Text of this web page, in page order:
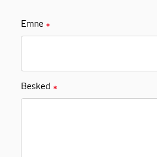
Emne ✱
Besked ✱